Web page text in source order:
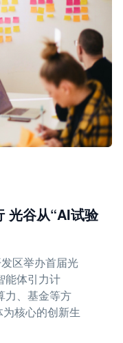
光谷从“AI试验
区举办首届光
能体引力计
力、基金等方
核心的创新生